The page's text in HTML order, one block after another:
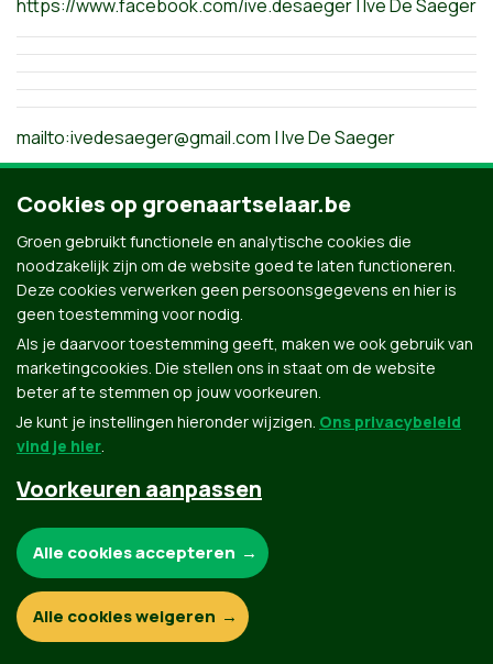
https://www.facebook.com/ive.desaeger | Ive De Saeger
mailto:ivedesaeger@gmail.com | Ive De Saeger
Contact Privacybeleid
Cookies op groenaartselaar.be
Groen gebruikt functionele en analytische cookies die
noodzakelijk zijn om de website goed te laten functioneren.
Deze cookies verwerken geen persoonsgegevens en hier is
geen toestemming voor nodig.
Als je daarvoor toestemming geeft, maken we ook gebruik van
marketingcookies. Die stellen ons in staat om de website
beter af te stemmen op jouw voorkeuren.
Je kunt je instellingen hieronder wijzigen. Ons privacybeleid
vind je hier.
Voorkeuren aanpassen
Functionele en analytische cookies:
Alle cookies accepteren
Alle cookies weigeren